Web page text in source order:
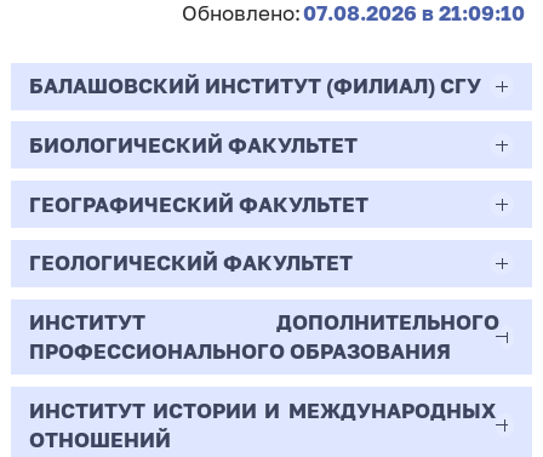
Обновлено:07.08.2026 в 21:09:10
БАЛАШОВСКИЙ ИНСТИТУТ (ФИЛИАЛ) СГУ
44.03.02
Психолого-педагогическое образование
Очная | Бакалавр
Всего бюджетных мест - 10
Бюджет/
Общие места
Профиль: Практическая
психология образования
БИОЛОГИЧЕСКИЙ ФАКУЛЬТЕТ
06.03.01
Биология
Очная | Бакалавр
Всего бюджетных мест - 50
Бюджет/Общие места
ГЕОГРАФИЧЕСКИЙ ФАКУЛЬТЕТ
05.03.02
География
Очная | Бакалавр
Всего бюджетных мест - 15
ГЕОЛОГИЧЕСКИЙ ФАКУЛЬТЕТ
05.03.01
Геология
Очная | Бакалавр
ИНСТИТУТ ДОПОЛНИТЕЛЬНОГО
ПРОФЕССИОНАЛЬНОГО ОБРАЗОВАНИЯ
38.03.02
ИНСТИТУТ ИСТОРИИ И МЕЖДУНАРОДНЫХ
ОТНОШЕНИЙ